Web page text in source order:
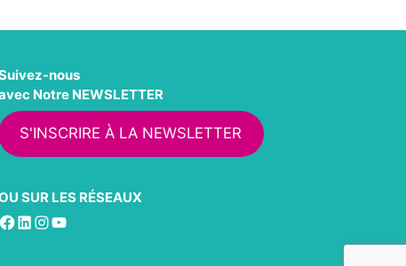
nous
Notre NEWSLETTER
S'INSCRIRE À LA NEWSLETTER
SUR LES RÉSEAUX
Facebook
LinkedIn
Instagram
YouTube